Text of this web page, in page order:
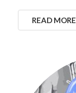
Video 2018
Galerija 2017
Galerija 2022
READ MORE